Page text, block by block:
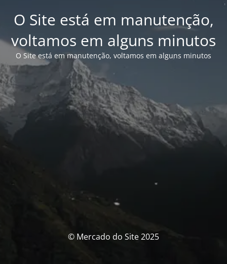
O Site está em manutenção,
voltamos em alguns minutos
O Site está em manutenção, voltamos em alguns minutos
© Mercado do Site 2025